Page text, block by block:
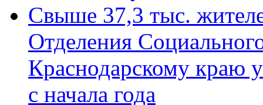
Свыше 37,3 тыс.
Отделения
Краснодарскому краю
с начала года